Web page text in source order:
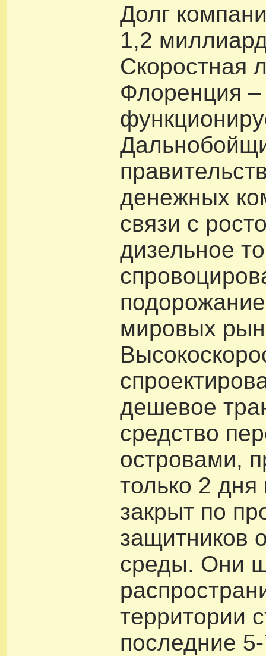
Долг
1,2
Скоростная
Флоренция
денежных
связи с
дизельное
мировых
дешевое
средство
островами,
только 2 дня
закрыт по
защитников
среды. Они
территории
последние